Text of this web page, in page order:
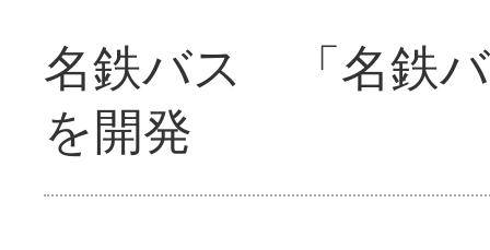
名鉄バス 「名鉄
を開発